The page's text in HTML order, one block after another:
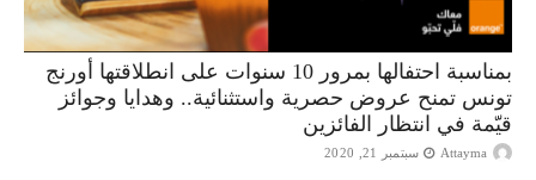
بمناسبة احتفالها بمرور 10 سنوات على انطلاقتها أورنج
تونس تمنح عروض حصرية واستثنائية.. وهدايا وجوائز
قيّمة في انتظار الفائزين
Attayma سبتمبر 21, 2020